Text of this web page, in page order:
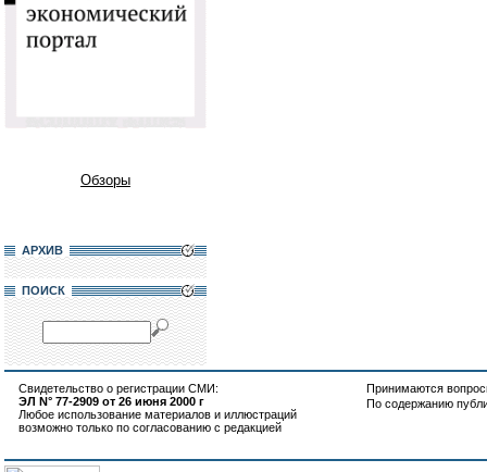
Обзоры
АРХИВ
ПОИСК
Свидетельство о регистрации СМИ:
ЭЛ N° 77-2909 от 26 июня 2000 г
Любое использование материалов и иллюстраций
возможно только по согласованию с редакцией
Принимаются
По содержанию